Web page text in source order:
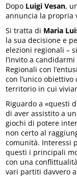
Dopo Luigi Vesan,
annuncia la propria
Si tratta di Maria
la sua decisione e
elezioni regionali –
l’invito a
Regionali con
con l’unico
territorio in cui
Riguardo a «questi
di aver assistito a
giochi di potere
non certo al
comunità. Interessi
questi i principali
con una
vari partiti davvero